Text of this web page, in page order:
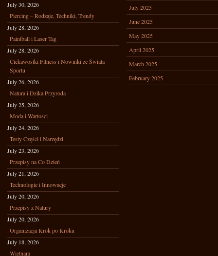
July 30, 2026
Piercing – Rodzaje, Techniki, Trendy
July 28, 2026
Paintball i Laser Tag
July 28, 2026
Ciekawostki Fitness i Nowinki ze Świata
Sportu
July 26, 2026
Natura i Dzika Przyroda
July 25, 2026
Moda i Wartości
July 24, 2026
Testy Części i Narzędzi
July 23, 2026
Przepisy na Co Dzień
July 21, 2026
Technologie i Innowacje
July 20, 2026
Przepisy z Natury
July 20, 2026
Organizacja Krok po Kroku
July 18, 2026
Wietnam
July 2025
June 2025
May 2025
April 2025
March 2025
February 2025